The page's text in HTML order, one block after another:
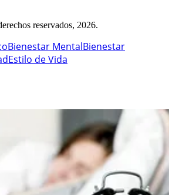
reservados, 2026.
Bienestar MentalBienestar
Estilo de Vida